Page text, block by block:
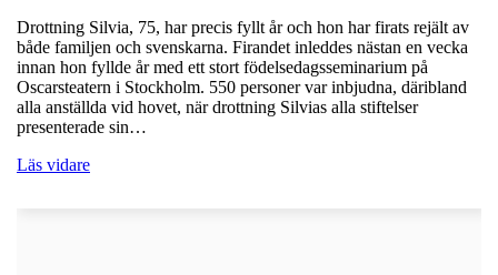
Drottning Silvia, 75, har precis fyllt år och hon har firats rejält av
både familjen och svenskarna. Firandet inleddes nästan en vecka
innan hon fyllde år med ett stort födelsedagsseminarium på
Oscarsteatern i Stockholm. 550 personer var inbjudna, däribland
alla anställda vid hovet, när drottning Silvias alla stiftelser
presenterade sin…
Läs vidare